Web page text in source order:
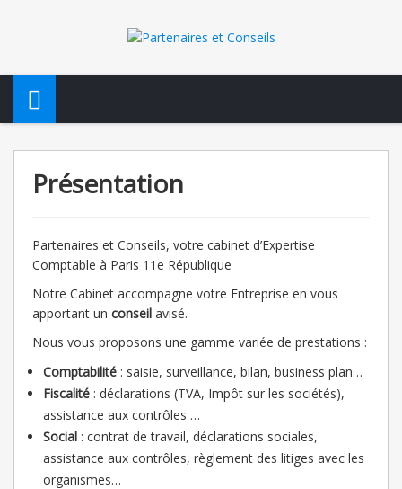
Présentation
Partenaires et Conseils, votre cabinet d’Expertise
Comptable à Paris 11e République
Notre Cabinet accompagne votre Entreprise en vous
apportant un conseil avisé.
Nous vous proposons une gamme variée de prestations :
Comptabilité : saisie, surveillance, bilan, business plan…
Fiscalité : déclarations (TVA, Impôt sur les sociétés),
assistance aux contrôles …
Social : contrat de travail, déclarations sociales,
assistance aux contrôles, règlement des litiges avec les
organismes…